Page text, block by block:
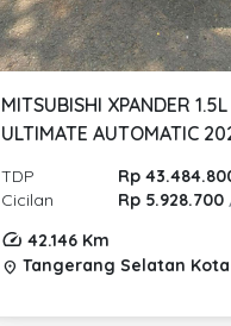
MITSUBISHI XPANDER 1.5L
ULTIMATE AUTOMATIC
TDP
Rp
Cicilan
Rp 5.928.700
42.146 Km
location_on Tangerang Selatan Kota